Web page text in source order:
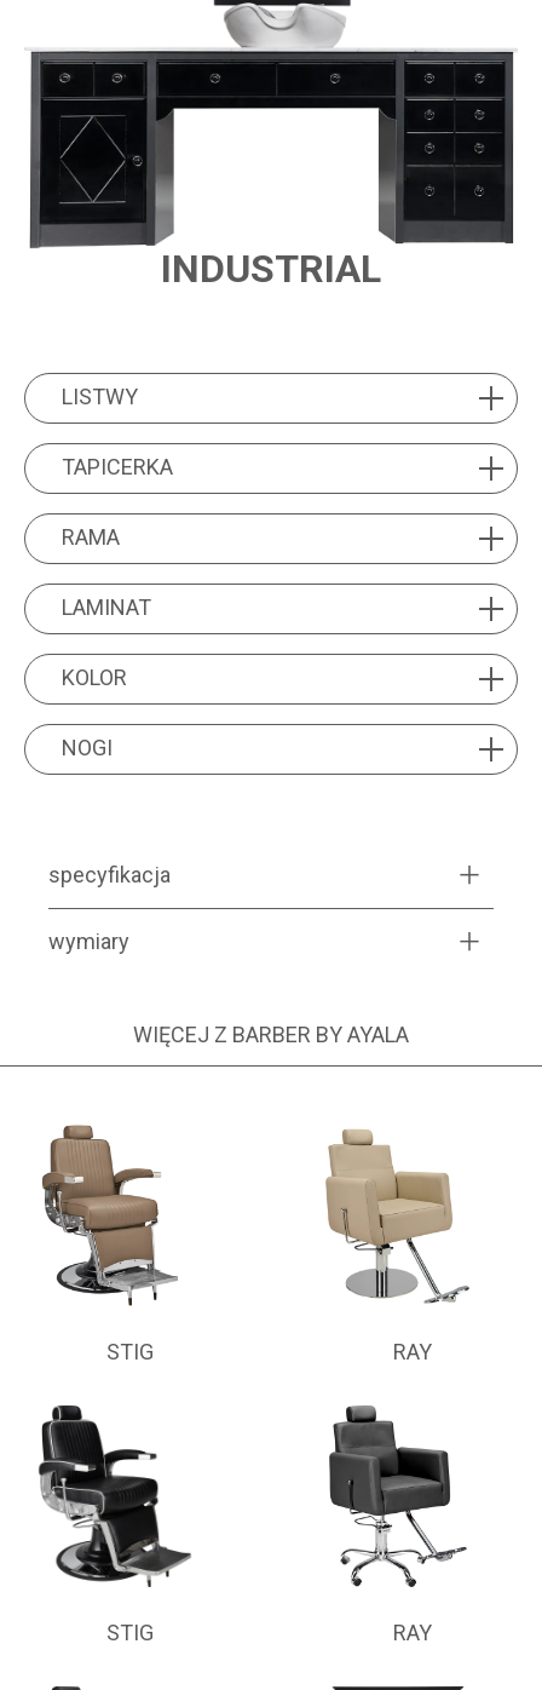
INDUSTRIAL
LISTWYLISTWY
TAPICERKATAPICERKA
RAMARAMA
LAMINATLAMINAT
KOLORKOLOR
NOGI NOGI
specyfikacja
wymiary
WIĘCEJ Z BARBER BY AYALA
STIG RAY
STIG RAY